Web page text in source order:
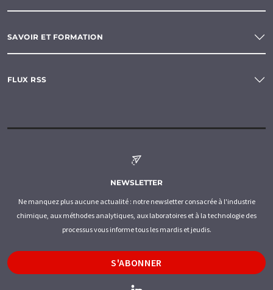
SAVOIR ET FORMATION
FLUX RSS
NEWSLETTER
Ne manquez plus aucune actualité : notre newsletter consacrée à l'industrie
chimique, aux méthodes analytiques, aux laboratoires et à la technologie des
processus vous informe tous les mardis et jeudis.
S'ABONNER